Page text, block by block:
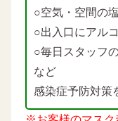
○空気・空間の
○出入口にアル
○毎日スタッフ
など
感染症予防対策